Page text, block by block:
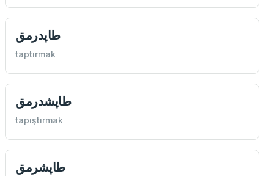
طاپدرمق
taptırmak
طاپشدرمق
tapıştırmak
طاپشرمق